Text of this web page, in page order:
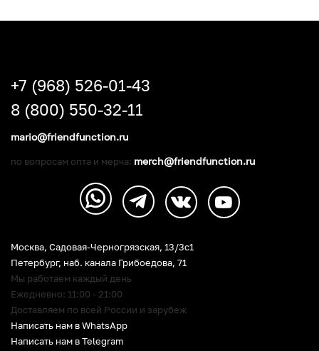
Москва, Садовая-Черногрязская, 13/3c1
Петербург, наб. канала Грибоедова, 71
Мы работаем каждый день
Ежедневно: 11:00 - 21:00
Доставляем по всей России и зарубеж
Написать нам в WhatsApp
Написать нам в Telegram
+7 (968) 526-01-43
8 (800) 550-32-11
mario@friendfunction.ru
по вопросам опта и мерча: merch@friendfunction.ru